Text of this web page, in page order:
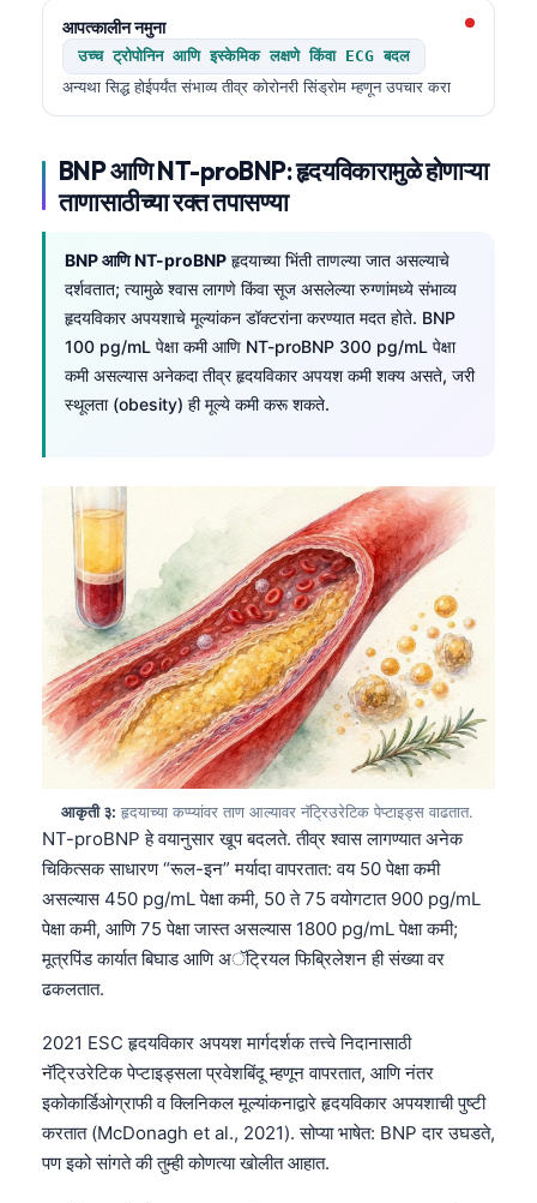
आपत्कालीन नमुना
उच्च ट्रोपोनिन आणि इस्केमिक लक्षणे किंवा ECG बदल
अन्यथा सिद्ध होईपर्यंत संभाव्य तीव्र कोरोनरी सिंड्रोम म्हणून उपचार करा
BNP आणि NT-proBNP: हृदयविकारामुळे होणाऱ्या
ताणासाठीच्या रक्त तपासण्या
BNP आणि NT-proBNP हृदयाच्या भिंती ताणल्या जात असल्याचे
दर्शवतात; त्यामुळे श्वास लागणे किंवा सूज असलेल्या रुग्णांमध्ये संभाव्य
हृदयविकार अपयशाचे मूल्यांकन डॉक्टरांना करण्यात मदत होते. BNP
100 pg/mL पेक्षा कमी आणि NT-proBNP 300 pg/mL पेक्षा
कमी असल्यास अनेकदा तीव्र हृदयविकार अपयश कमी शक्य असते, जरी
स्थूलता (obesity) ही मूल्ये कमी करू शकते.
आकृती ३: हृदयाच्या कप्प्यांवर ताण आल्यावर नॅट्रिउरेटिक पेप्टाइड्स वाढतात.
NT-proBNP हे वयानुसार खूप बदलते. तीव्र श्वास लागण्यात अनेक
चिकित्सक साधारण “रूल-इन” मर्यादा वापरतात: वय 50 पेक्षा कमी
असल्यास 450 pg/mL पेक्षा कमी, 50 ते 75 वयोगटात 900 pg/mL
पेक्षा कमी, आणि 75 पेक्षा जास्त असल्यास 1800 pg/mL पेक्षा कमी;
मूत्रपिंड कार्यात बिघाड आणि अॅट्रियल फिब्रिलेशन ही संख्या वर
ढकलतात.
2021 ESC हृदयविकार अपयश मार्गदर्शक तत्त्वे निदानासाठी
नॅट्रिउरेटिक पेप्टाइड्सला प्रवेशबिंदू म्हणून वापरतात, आणि नंतर
इकोकार्डिओग्राफी व क्लिनिकल मूल्यांकनाद्वारे हृदयविकार अपयशाची पुष्टी
करतात (McDonagh et al., 2021). सोप्या भाषेत: BNP दार उघडते,
पण इको सांगते की तुम्ही कोणत्या खोलीत आहात.